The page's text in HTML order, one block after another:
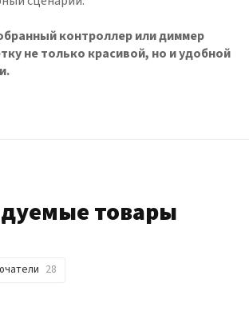
контроллер или диммер
не только красивой, но и удобной
товары
28